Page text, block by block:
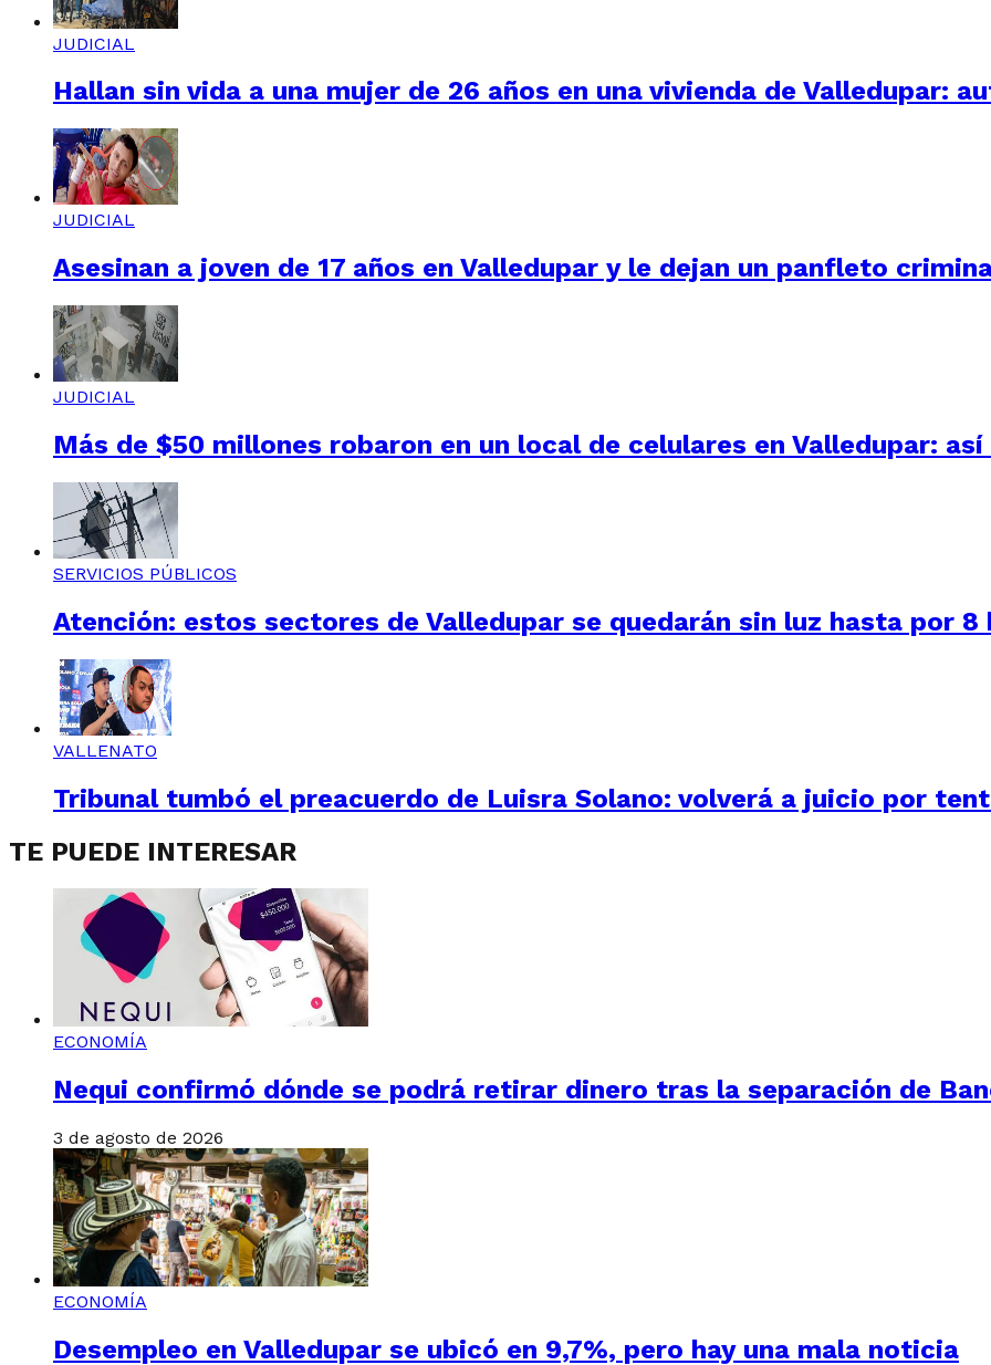
JUDICIAL
Hallan sin vida a una mujer de 26 años en una vivienda de Valledupar:
JUDICIAL
Asesinan a joven de 17 años en Valledupar y le dejan un panfleto
JUDICIAL
Más de $50 millones robaron en un local de celulares en Valledupar:
SERVICIOS PÚBLICOS
Atención: estos sectores de Valledupar se quedarán sin luz hasta por
VALLENATO
Tribunal tumbó el preacuerdo de Luisra Solano: volverá a juicio por
TE PUEDE INTERESAR
ECONOMÍA
Nequi confirmó dónde se podrá retirar dinero tras la separación de
3 de agosto de 2026
ECONOMÍA
Desempleo en Valledupar se ubicó en 9,7%, pero hay una mala noticia